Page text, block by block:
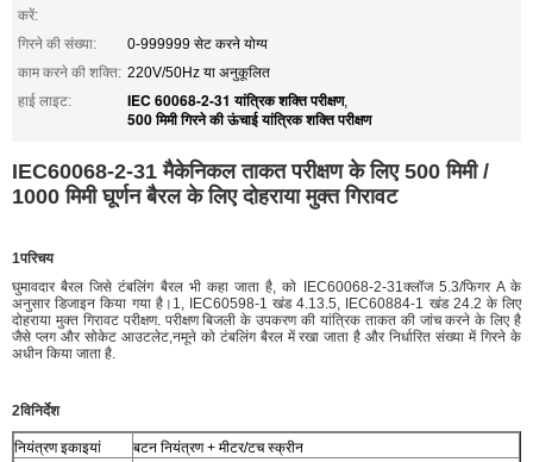
करें:
गिरने की संख्या:
0-999999 सेट करने योग्य
काम करने की शक्ति: 220V/50Hz या अनुकूलित
हाई लाइट:
IEC 60068-2-31 यांत्रिक शक्ति परीक्षण,
500 मिमी गिरने की ऊंचाई यांत्रिक शक्ति परीक्षण
IEC60068-2-31 मैकेनिकल ताकत परीक्षण के लिए 500 मिमी /
1000 मिमी घूर्णन बैरल के लिए दोहराया मुक्त गिरावट
1परिचय
घुमावदार बैरल जिसे टंबलिंग बैरल भी कहा जाता है, को IEC60068-2-31क्लॉज 5.3/फिगर A के
अनुसार डिजाइन किया गया है।1, IEC60598-1 खंड 4.13.5, IEC60884-1 खंड 24.2 के लिए
दोहराया मुक्त गिरावट परीक्षण. परीक्षण बिजली के उपकरण की यांत्रिक ताकत की जांच करने के लिए है
जैसे प्लग और सोकेट आउटलेट,नमूने को टंबलिंग बैरल में रखा जाता है और निर्धारित संख्या में गिरने के
अधीन किया जाता है.
2विनिर्देश
नियंत्रण इकाइयां
बटन नियंत्रण + मीटर/टच स्क्रीन